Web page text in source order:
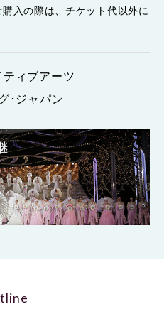
入の際は、チケット代以外に
ィブアーツ
･ジャパン